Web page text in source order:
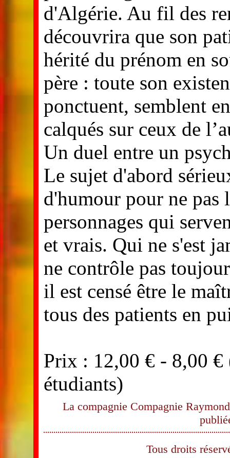
d'Algérie. Au fil des
découvrira que son
hérité du prénom en
père : toute son
ponctuent, semblent
calqués sur ceux de
Un duel entre un
Le sujet d'abord
d'humour pour ne pas
personnages qui
et vrais. Qui ne s'est
ne contrôle pas
il est censé être le
tous des patients en
Prix : 12,00 € - 8,00
étudiants)
La compagnie Compagnie
Tous droits